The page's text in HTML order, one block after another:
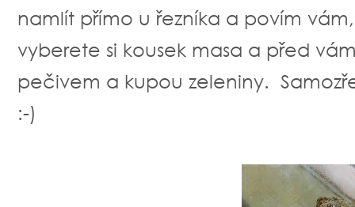
namlít přímo u řezníka a povím
vyberete si kousek masa a před
pečivem a kupou zeleniny.
:-)